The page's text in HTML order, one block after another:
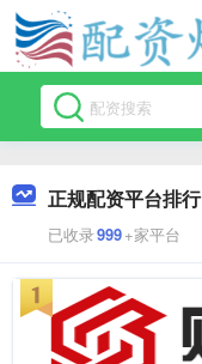
正规配资平台排行
已收录999+家平台